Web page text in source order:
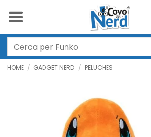
Cerca:
HOME / GADGET NERD / PELUCHES